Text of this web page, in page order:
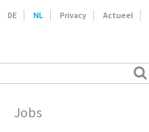
DE NL Privacy Actueel
Jobs